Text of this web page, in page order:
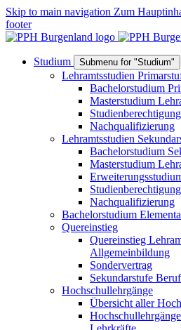
Skip to main navigation Zum
footer
Studium Submenu for "Studium"
Lehramtsstudien
Bachelorstudium
Masterstudium
Nachqualifizierung
Lehramtsstudien
Bachelorstudium
Masterstudium
Nachqualifizierung
Bachelorstudium
Quereinstieg
Quereinstieg
Allgemeinbildung
Sondervertrag
Sekundarstufe
Hochschullehrgänge
Übersicht aller